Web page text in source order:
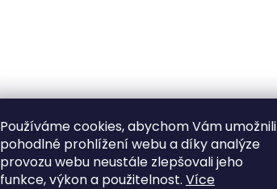
Používáme cookies, abychom Vám umožnili
pohodlné prohlížení webu a díky analýze
provozu webu neustále zlepšovali jeho
funkce, výkon a použitelnost. Více